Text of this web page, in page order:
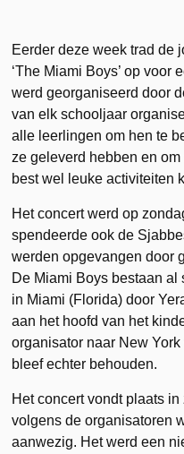
Eerder deze week trad de
‘The Miami Boys’ op voor
werd georganiseerd door
van elk schooljaar
alle leerlingen om hen te
ze geleverd hebben en
best wel leuke activiteiten
Het concert werd op
spendeerde ook de
werden opgevangen door
De Miami Boys bestaan
in Miami (Florida) door
aan het hoofd van het
organisator naar New
bleef echter behouden.
Het concert vondt plaats
volgens de organisatoren
aanwezig. Het werd een